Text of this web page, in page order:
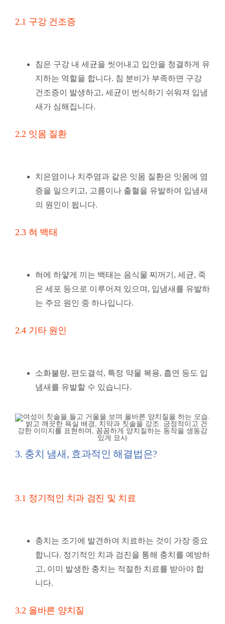
2.1 구강 건조증
침은 구강 내 세균을 씻어내고 입안을 청결하게 유
지하는 역할을 합니다. 침 분비가 부족하면 구강
건조증이 발생하고, 세균이 번식하기 쉬워져 입냄
새가 심해집니다.
2.2 잇몸 질환
치은염이나 치주염과 같은 잇몸 질환은 잇몸에 염
증을 일으키고, 고름이나 출혈을 유발하여 입냄새
의 원인이 됩니다.
2.3 혀 백태
혀에 하얗게 끼는 백태는 음식물 찌꺼기, 세균, 죽
은 세포 등으로 이루어져 있으며, 입냄새를 유발하
는 주요 원인 중 하나입니다.
2.4 기타 원인
소화불량, 편도결석, 특정 약물 복용, 흡연 등도 입
냄새를 유발할 수 있습니다.
3. 충치 냄새, 효과적인 해결법은?
3.1 정기적인 치과 검진 및 치료
충치는 조기에 발견하여 치료하는 것이 가장 중요
합니다. 정기적인 치과 검진을 통해 충치를 예방하
고, 이미 발생한 충치는 적절한 치료를 받아야 합
니다.
3.2 올바른 양치질